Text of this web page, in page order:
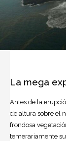
La mega
Antes de la
de altura sobre el
frondosa
temerariamente